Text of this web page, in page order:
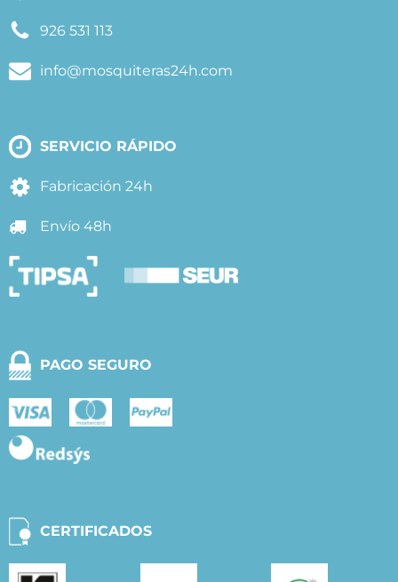
926 531 113
info@mosquiteras24h.com
SERVICIO RÁPIDO
Fabricación 24h
Envío 48h
PAGO SEGURO
CERTIFICADOS